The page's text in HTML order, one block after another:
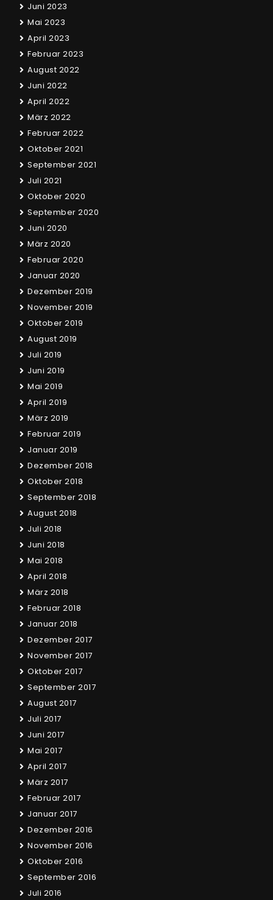
Juni 2023
Mai 2023
April 2023
Februar 2023
August 2022
Juni 2022
April 2022
März 2022
Februar 2022
Oktober 2021
September 2021
Juli 2021
Oktober 2020
September 2020
Juni 2020
März 2020
Februar 2020
Januar 2020
Dezember 2019
November 2019
Oktober 2019
August 2019
Juli 2019
Juni 2019
Mai 2019
April 2019
März 2019
Februar 2019
Januar 2019
Dezember 2018
Oktober 2018
September 2018
August 2018
Juli 2018
Juni 2018
Mai 2018
April 2018
März 2018
Februar 2018
Januar 2018
Dezember 2017
November 2017
Oktober 2017
September 2017
August 2017
Juli 2017
Juni 2017
Mai 2017
April 2017
März 2017
Februar 2017
Januar 2017
Dezember 2016
November 2016
Oktober 2016
September 2016
Juli 2016